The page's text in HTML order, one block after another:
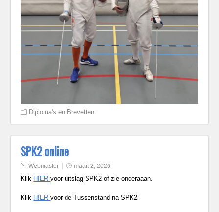
Diploma's en Brevetten
SPK2 online
Webmaster maart 2, 2026
Klik HIERvoor uitslag SPK2 of zie onderaaan.
Klik HIERvoor de Tussenstand na SPK2